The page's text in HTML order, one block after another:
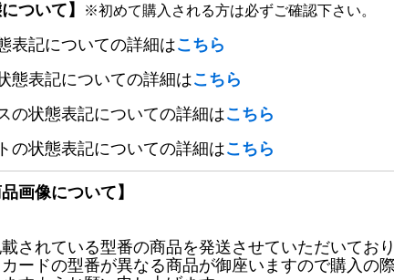
ついて】 ※初めて購入される方は必ずご確認下さい。
表記についての詳細はこちら
態表記についての詳細はこちら
の状態表記についての詳細はこちら
の状態表記についての詳細はこちら
画像について】
されている型番の商品を発送させていただいており
ードの型番が異なる商品が御座いますので購入の